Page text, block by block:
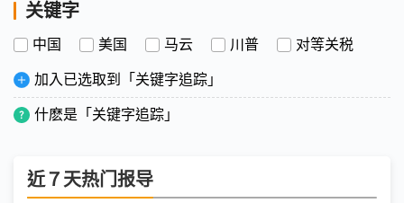
关键字
中国 美国 马云 川普 对等关税
加入已选取到「关键字追踪」
什麽是「关键字追踪」
近７天热门报导